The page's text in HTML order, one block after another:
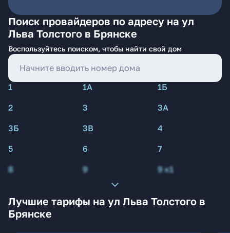
Поиск провайдеров по адресу на ул
Льва Толстого в Брянске
Воспользуйтесь поиском, чтобы найти свой дом
1 1А
1Б
2
3
3А
3Б
3В
4
5
6
7
8
9 9 к1
Лучшие тарифы на ул Льва Толстого в
Брянске